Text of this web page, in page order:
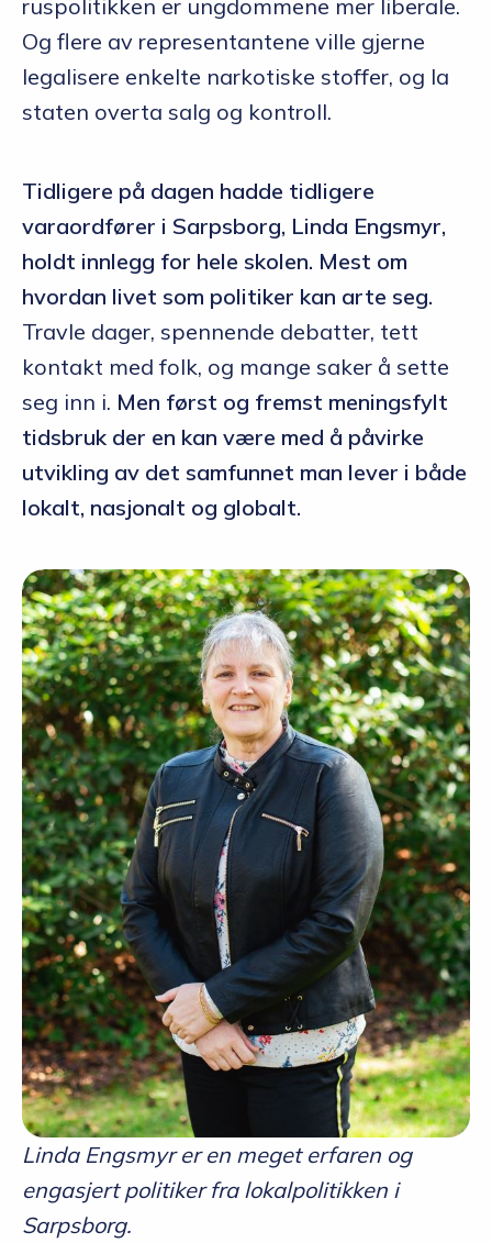
ruspolitikken er ungdommene mer liberale.
Og flere av representantene ville gjerne
legalisere enkelte narkotiske stoffer, og la
staten overta salg og kontroll.
Tidligere på dagen hadde tidligere
varaordfører i Sarpsborg, Linda Engsmyr,
holdt innlegg for hele skolen. Mest om
hvordan livet som politiker kan arte seg.
Travle dager, spennende debatter, tett
kontakt med folk, og mange saker å sette
seg inn i. Men først og fremst meningsfylt
tidsbruk der en kan være med å påvirke
utvikling av det samfunnet man lever i både
lokalt, nasjonalt og globalt.
Linda Engsmyr er en meget erfaren og
engasjert politiker fra lokalpolitikken i
Sarpsborg.